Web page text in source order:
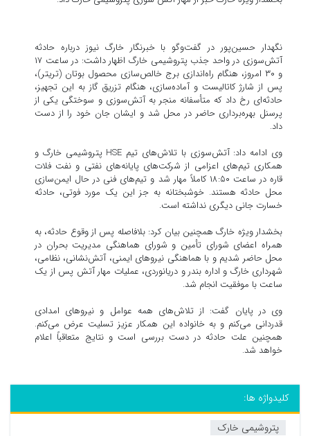
نگهدار حسین‌پور در گفت‌وگو با خبرنگار خارگ نیوز درباره حادثه
آتش‌سوزی در واحد جذب پتروشیمی خارگ اظهار داشت: در ساعت ۱۷
و ۳۰ امروز، هنگام راه‌اندازی برج خالص‌سازی محصول بوتان (تریتر)،
پس از شارژ کاتالیست و آماده‌سازی، هنگام تزریق گاز به این تجهیز،
حادثه‌ای رخ داد که متأسفانه منجر به آتش‌سوزی و سوختگی یکی از
پرسنل بهره‌برداری حاضر در محل شد و ایشان جان خود را از دست
داد.
وی ادامه داد: آتش‌سوزی با تلاش‌های تیم HSE پتروشیمی خارگ و
همکاری تیم‌های اعزامی از شرکت‌های پایانه‌های نفتی و نفت فلات
قاره در ساعت ۱۸:۵۰ کاملاً مهار شد و تیم‌های فنی در حال ایمن‌سازی
محل حادثه هستند. خوشبختانه به جز این یک مورد فوتی، حادثه
خسارت جانی دیگری نداشته است.
بخشدار ویژه خارگ همچنین بیان کرد: بلافاصله پس از وقوع حادثه، به
همراه اعضای شورای تأمین و شورای هماهنگی مدیریت بحران در
محل حاضر شدیم و با هماهنگی نیروهای ایمنی، آتش‌نشانی، نظامی،
شهرداری خارگ و اداره بندر و دریانوردی، عملیات مهار آتش پس از یک
ساعت با موفقیت انجام شد.
وی در پایان گفت: از تلاش‌های همه عوامل و نیروهای امدادی
قدردانی می‌کنم و به خانواده این همکار عزیز تسلیت عرض می‌کنم.
همچنین علت حادثه در دست بررسی است و نتایج متعاقباً اعلام
خواهد شد.
کلیدواژه ها:
پتروشیمی خارک